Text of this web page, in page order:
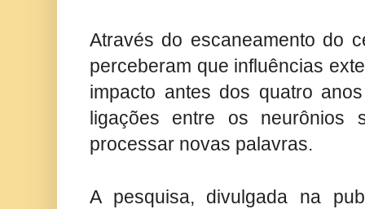
Através do escaneamento do
perceberam que influências
impacto antes dos quatro
ligações entre os neurônios
processar novas palavras.
A pesquisa, divulgada na